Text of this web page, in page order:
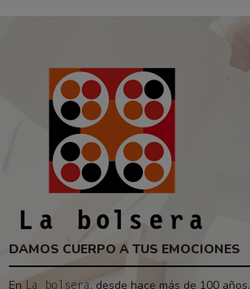
DAMOS CUERPO A TUS EMOCIONES
En La bolsera , desde hace más de 100 años,